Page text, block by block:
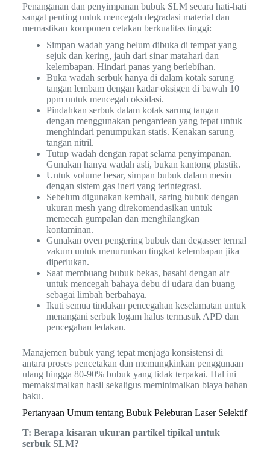
Penanganan dan penyimpanan bubuk SLM secara hati-hati
sangat penting untuk mencegah degradasi material dan
memastikan komponen cetakan berkualitas tinggi:
Simpan wadah yang belum dibuka di tempat yang
sejuk dan kering, jauh dari sinar matahari dan
kelembapan. Hindari panas yang berlebihan.
Buka wadah serbuk hanya di dalam kotak sarung
tangan lembam dengan kadar oksigen di bawah 10
ppm untuk mencegah oksidasi.
Pindahkan serbuk dalam kotak sarung tangan
dengan menggunakan pengardean yang tepat untuk
menghindari penumpukan statis. Kenakan sarung
tangan nitril.
Tutup wadah dengan rapat selama penyimpanan.
Gunakan hanya wadah asli, bukan kantong plastik.
Untuk volume besar, simpan bubuk dalam mesin
dengan sistem gas inert yang terintegrasi.
Sebelum digunakan kembali, saring bubuk dengan
ukuran mesh yang direkomendasikan untuk
memecah gumpalan dan menghilangkan
kontaminan.
Gunakan oven pengering bubuk dan degasser termal
vakum untuk menurunkan tingkat kelembapan jika
diperlukan.
Saat membuang bubuk bekas, basahi dengan air
untuk mencegah bahaya debu di udara dan buang
sebagai limbah berbahaya.
Ikuti semua tindakan pencegahan keselamatan untuk
menangani serbuk logam halus termasuk APD dan
pencegahan ledakan.
Manajemen bubuk yang tepat menjaga konsistensi di
antara proses pencetakan dan memungkinkan penggunaan
ulang hingga 80-90% bubuk yang tidak terpakai. Hal ini
memaksimalkan hasil sekaligus meminimalkan biaya bahan
baku.
Pertanyaan Umum tentang Bubuk Peleburan Laser Selektif
T: Berapa kisaran ukuran partikel tipikal untuk
serbuk SLM?